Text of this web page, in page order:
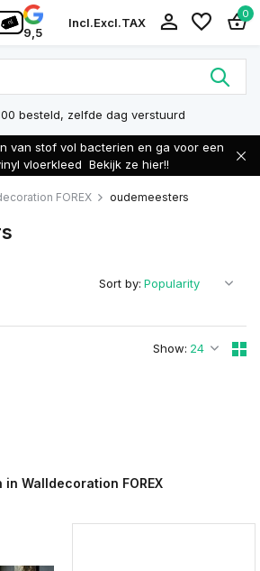
9,5
Incl.Excl.TAX
0
besteld, zelfde dag verstuurd
van stof vol bacterien en ga voor een
vloerkleed Bekijk ze hier!!
FOREX oudemeesters
Show:
Sort by:
Walldecoration FOREX